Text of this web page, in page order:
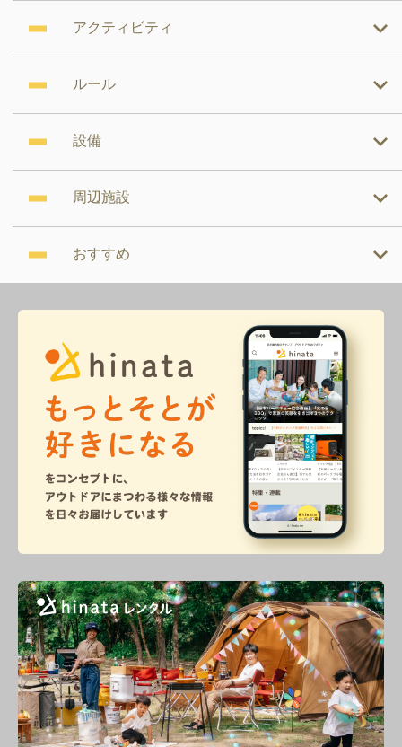
アクティビティ
ルール
設備
周辺施設
おすすめ